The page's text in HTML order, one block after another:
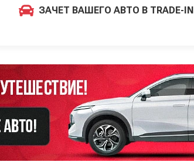
ЗАЧЕТ ВАШЕГО АВТО В TRADE-IN